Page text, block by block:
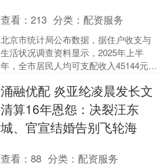
查看：213 分类：配资服务
北京市统计局公布数据，据住户收支与
生活状况调查资料显示，2025年上半
年，全市居民人均可支配收入45144元，
增长5.1%....
涌融优配 炎亚纶凌晨发长文
清算16年恩怨：决裂汪东
城、官宣结婚告别飞轮海
查看：88 分类：配资服务